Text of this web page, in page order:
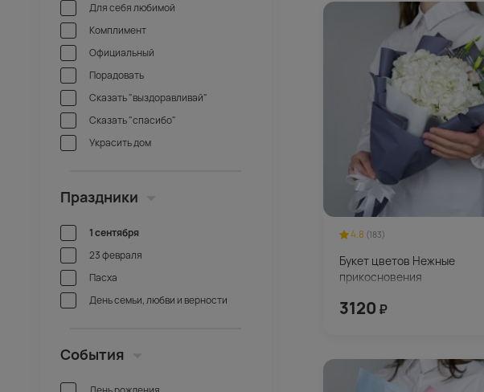
Для себя любимой
Комплимент
Официальный
Порадовать
Сказать "выздоравливай"
Сказать "спасибо"
Украсить дом
Праздники
1 сентября
23 февраля
Пасха
День семьи, любви и верности
События
4.8 (183)
Букет цветов Нежные
прикосновения
3120 ₽